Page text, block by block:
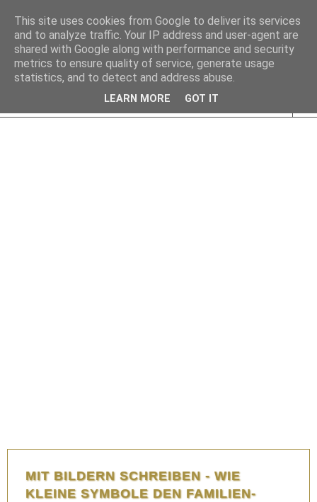
MIT BILDERN SCHREIBEN - WIE
KLEINE SYMBOLE DEN FAMILIEN-
This site uses cookies from Google to deliver its services
and to analyze traffic. Your IP address and user-agent are
shared with Google along with performance and security
metrics to ensure quality of service, generate usage
statistics, and to detect and address abuse.
LEARN MORE GOT IT